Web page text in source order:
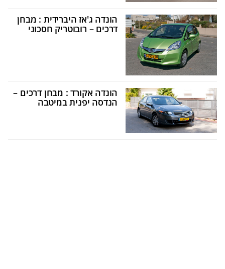
הונדה ג'אז היברידית : מבחן
דרכים – רובוטריק חסכוני
הונדה אקורד : מבחן דרכים –
הנדסה יפנית במיטבה